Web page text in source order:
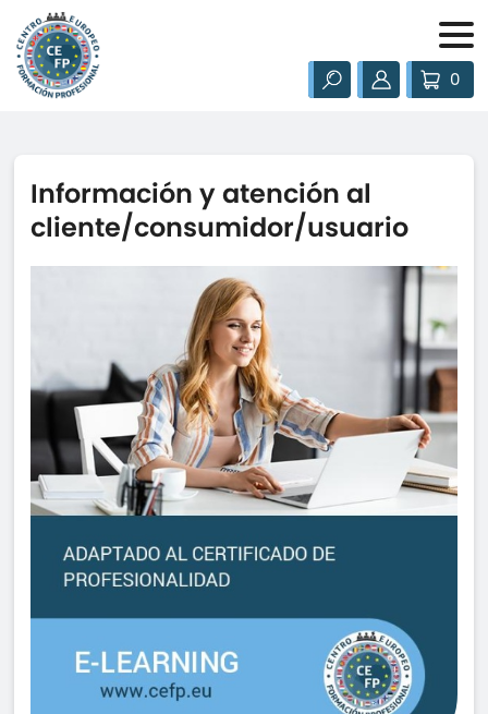
0
Información y atención al
cliente/consumidor/usuario